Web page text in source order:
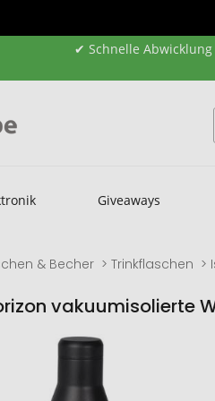
✔ Schnelle Abwicklung
Giveaways
& Becher Trinkflaschen
vakuumisolierte